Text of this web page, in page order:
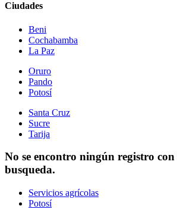
Ciudades
Beni
Cochabamba
La Paz
Oruro
Pando
Potosí
Santa Cruz
Sucre
Tarija
No se encontro ningún registro
busqueda.
Servicios agrícolas
Potosí